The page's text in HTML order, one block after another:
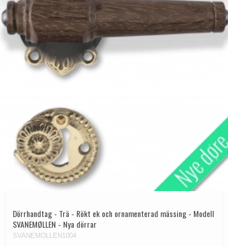
Dörrhandtag - Trä - Rökt ek och ornamenterad mässing - Modell
SVANEMØLLEN - Nya dörrar
SVANEMOLLEN1004